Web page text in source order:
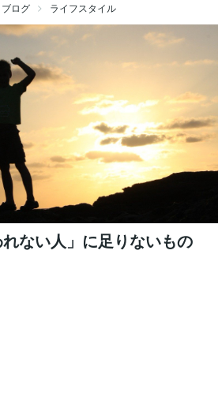
ブログ ライフスタイル
れない人」に足りないもの